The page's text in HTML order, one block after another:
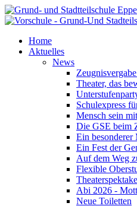
Home
Aktuelles
News
Theater, das
Schulexpress
Mensch sein
Die GSE beim
Ein besonderer
Ein Fest der
Auf dem Weg
Flexible
Abi 2026 -
Neue Toiletten